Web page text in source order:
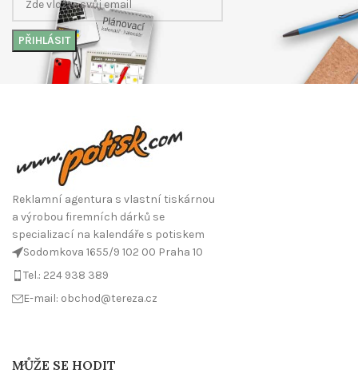
Reklamní agentura s vlastní tiskárnou
a výrobou firemních dárků se
specializací na kalendáře s potiskem
Sodomkova 1655/9 102 00 Praha 10
Tel.: 224 938 389
E-mail: obchod@tereza.cz
MŮŽE SE HODIT